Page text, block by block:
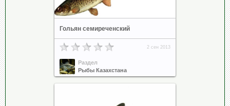
Гольян семиреченский
2 сен 2013
Раздел
Рыбы Казахстана